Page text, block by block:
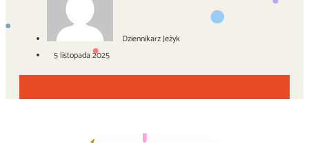
Dziennikarz Jeżyk
5 listopada 2025